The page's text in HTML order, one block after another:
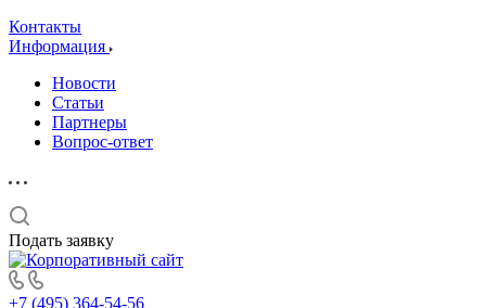
Контакты
Информация
Новости
Статьи
Партнеры
Вопрос-ответ
Подать заявку
+7 (495) 364-54-56